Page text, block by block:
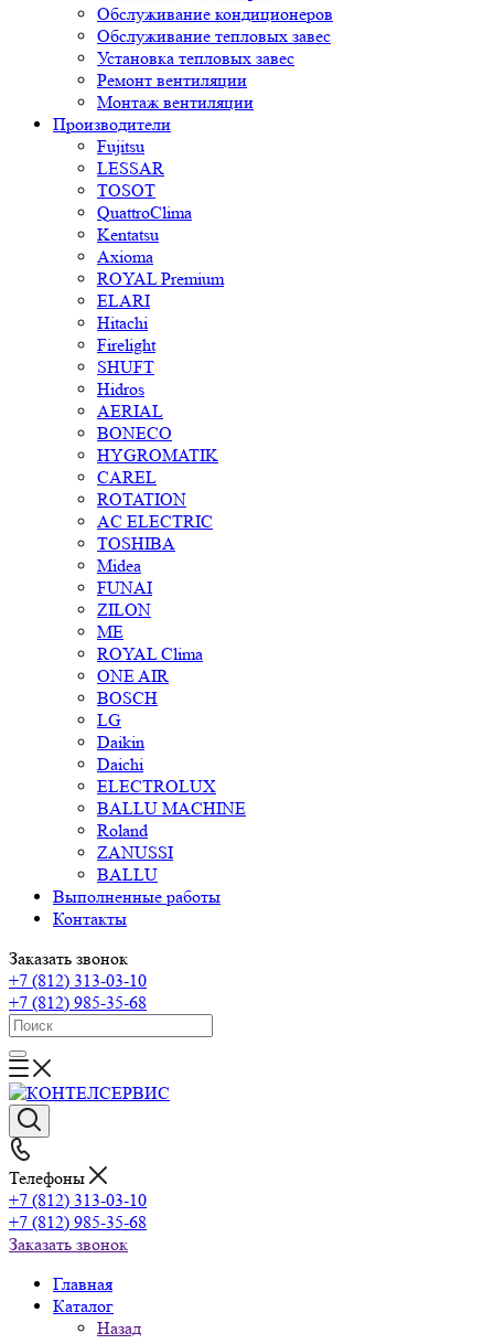
Обслуживание кондиционеров
Обслуживание тепловых завес
Установка тепловых завес
Ремонт вентиляции
Монтаж вентиляции
Производители
Fujitsu
LESSAR
TOSOT
QuattroClima
Kentatsu
Axioma
ROYAL Premium
ELARI
Hitachi
Firelight
SHUFT
Hidros
AERIAL
BONECO
HYGROMATIK
CAREL
ROTATION
AC ELECTRIC
TOSHIBA
Midea
FUNAI
ZILON
ME
ROYAL Clima
ONE AIR
BOSCH
LG
Daikin
Daichi
ELECTROLUX
BALLU MACHINE
Roland
ZANUSSI
BALLU
Выполненные работы
Контакты
Заказать звонок
+7 (812) 313-03-10
+7 (812) 985-35-68
Телефоны
+7 (812) 313-03-10
+7 (812) 985-35-68
Заказать звонок
Главная
Каталог
Назад